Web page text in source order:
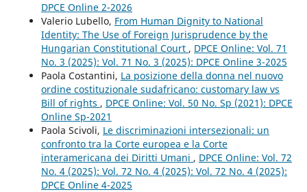
DPCE Online 2-2026
Valerio Lubello, From Human Dignity to National
Identity: The Use of Foreign Jurisprudence by the
Hungarian Constitutional Court , DPCE Online: Vol. 71
No. 3 (2025): Vol. 71 No. 3 (2025): DPCE Online 3-2025
Paola Costantini, La posizione della donna nel nuovo
ordine costituzionale sudafricano: customary law vs
Bill of rights , DPCE Online: Vol. 50 No. Sp (2021): DPCE
Online Sp-2021
Paola Scivoli, Le discriminazioni intersezionali: un
confronto tra la Corte europea e la Corte
interamericana dei Diritti Umani , DPCE Online: Vol. 72
No. 4 (2025): Vol. 72 No. 4 (2025): Vol. 72 No. 4 (2025):
DPCE Online 4-2025